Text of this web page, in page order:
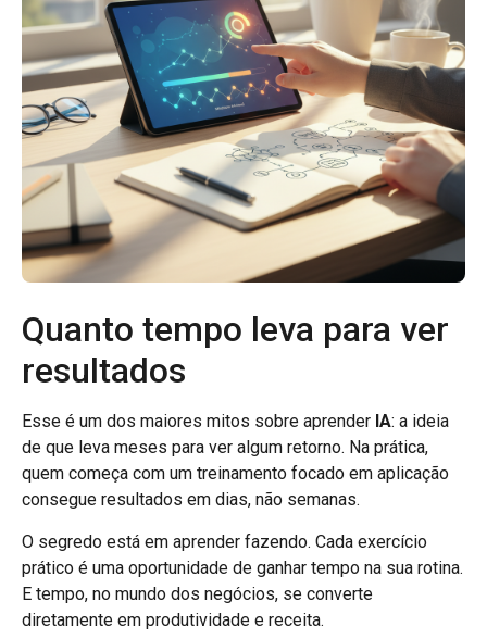
Quanto tempo leva para ver
resultados
Esse é um dos maiores mitos sobre aprender IA: a ideia
de que leva meses para ver algum retorno. Na prática,
quem começa com um treinamento focado em aplicação
consegue resultados em dias, não semanas.
O segredo está em aprender fazendo. Cada exercício
prático é uma oportunidade de ganhar tempo na sua rotina.
E tempo, no mundo dos negócios, se converte
diretamente em produtividade e receita.